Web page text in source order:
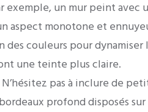
un mur peint
aspect monotone et
couleurs pour
une teinte plus claire.
N’hésitez pas à inclure de
profond disposés